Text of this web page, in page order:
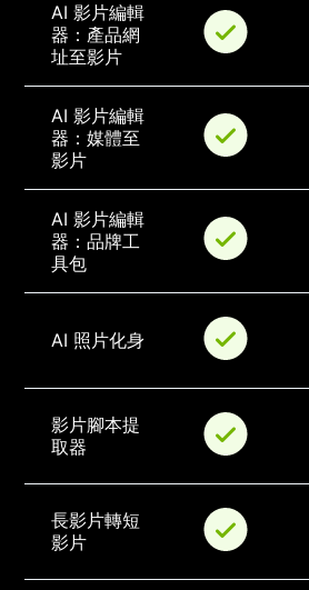
AI 影片編輯
器：產品網
址至影片
AI 影片編輯
器：媒體至
影片
AI 影片編輯
器：品牌工
具包
AI 照片化身
影片腳本提
取器
長影片轉短
影片